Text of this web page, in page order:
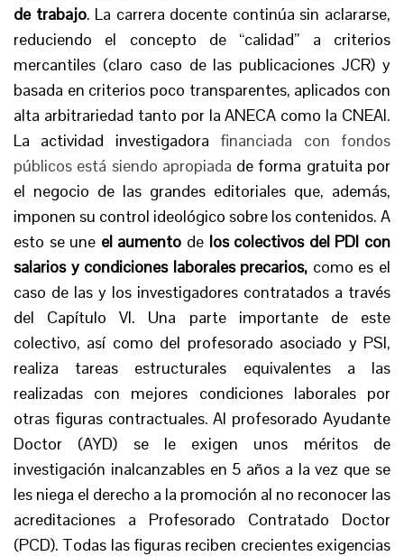
de trabajo. La carrera docente continúa sin aclararse,
reduciendo el concepto de “calidad” a criterios
mercantiles (claro caso de las publicaciones JCR) y
basada en criterios poco transparentes, aplicados con
alta arbitrariedad tanto por la ANECA como la CNEAI.
La actividad investigadora financiada con fondos
públicos está siendo apropiada de forma gratuita por
el negocio de las grandes editoriales que, además,
imponen su control ideológico sobre los contenidos. A
esto se une el aumento de los colectivos del PDI con
salarios y condiciones laborales precarios, como es el
caso de las y los investigadores contratados a través
del Capítulo VI. Una parte importante de este
colectivo, así como del profesorado asociado y PSI,
realiza tareas estructurales equivalentes a las
realizadas con mejores condiciones laborales por
otras figuras contractuales. Al profesorado Ayudante
Doctor (AYD) se le exigen unos méritos de
investigación inalcanzables en 5 años a la vez que se
les niega el derecho a la promoción al no reconocer las
acreditaciones a Profesorado Contratado Doctor
(PCD). Todas las figuras reciben crecientes exigencias